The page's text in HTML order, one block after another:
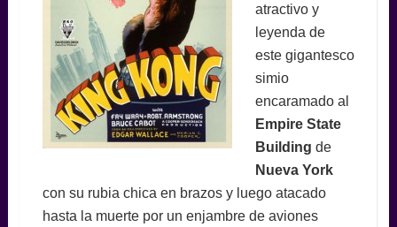
atractivo y
leyenda de
este gigantesco
simio
encaramado al
Empire State
Building de
Nueva York
con su rubia chica en brazos y luego atacado
hasta la muerte por un enjambre de aviones